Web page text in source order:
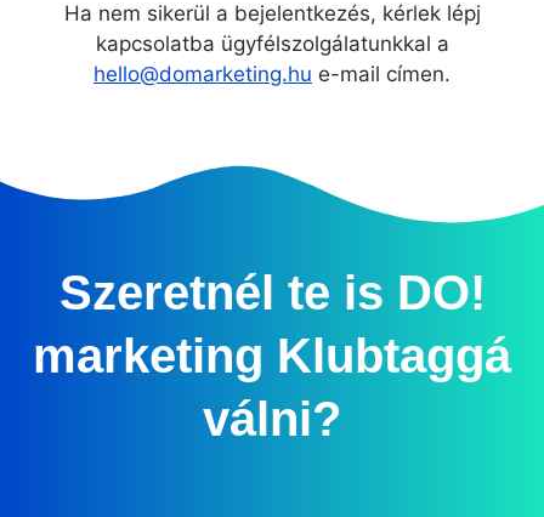
Ha nem sikerül a bejelentkezés, kérlek lépj
kapcsolatba ügyfélszolgálatunkkal a
hello@domarketing.hu e-mail címen.
Szeretnél te is DO!
marketing Klubtaggá
válni?